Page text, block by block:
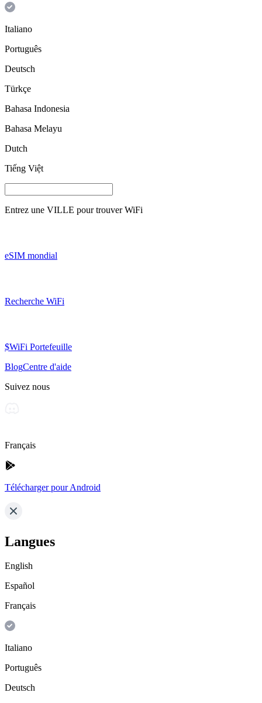
Italiano
Português
Deutsch
Türkçe
Bahasa Indonesia
Bahasa Melayu
Dutch
Tiếng Việt
Entrez une VILLE pour trouver WiFi
eSIM mondial
Recherche WiFi
$WiFi Portefeuille
BlogCentre d'aide
Suivez nous
Français
Télécharger pour Android
Langues
English
Español
Français
Italiano
Português
Deutsch